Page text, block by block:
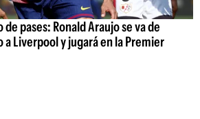
pases: Ronald Araujo se va de
a Liverpool y jugará en la Premier